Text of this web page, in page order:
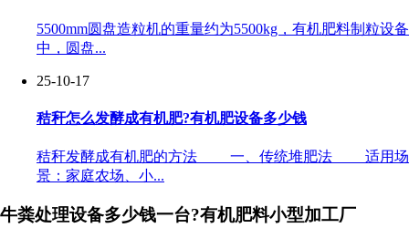
5500mm圆盘造粒机的重量约为5500kg，有机肥料制粒设备
中，圆盘...
25-10-17
秸秆怎么发酵成有机肥?有机肥设备多少钱
秸秆发酵成有机肥的方法 一、传统堆肥法 适用场
景：家庭农场、小...
牛粪处理设备多少钱一台?有机肥料小型加工厂